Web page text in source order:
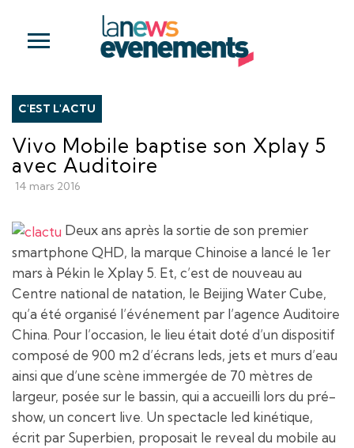
C'EST L'ACTU
Vivo Mobile baptise son Xplay 5
avec Auditoire
14 mars 2016
Deux ans après la sortie de son premier
smartphone QHD, la marque Chinoise a lancé le 1er
mars à Pékin le Xplay 5. Et, c’est de nouveau au
Centre national de natation, le Beijing Water Cube,
qu’a été organisé l’événement par l’agence Auditoire
China. Pour l’occasion, le lieu était doté d’un dispositif
composé de 900 m2 d’écrans leds, jets et murs d’eau
ainsi que d’une scène immergée de 70 mètres de
largeur, posée sur le bassin, qui a accueilli lors du pré-
show, un concert live. Un spectacle led kinétique,
écrit par Superbien, proposait le reveal du mobile au